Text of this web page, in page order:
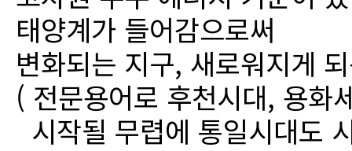
태양계가 들어감으로써
변화되는 지구, 새로워지게
( 전문용어로 후천시대, 용화
시작될 무렵에 통일시대도